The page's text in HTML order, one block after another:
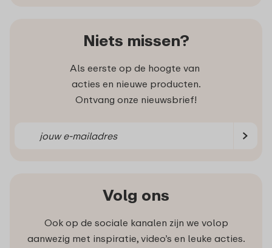
Niets missen?
Als eerste op de hoogte van
acties en nieuwe producten.
Ontvang onze nieuwsbrief!
Volg ons
Ook op de sociale kanalen zijn we volop
aanwezig met inspiratie, video’s en leuke acties.